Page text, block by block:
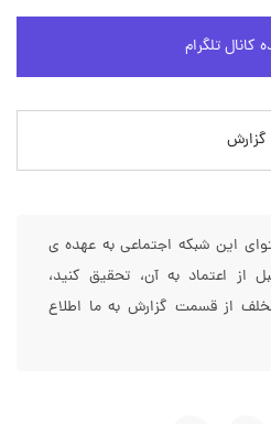
کانال تلگرام
گزارش
این شبکه اجتماعی به عهده ی
اعتماد به آن، تحقیق کنید،
از قسمت گزارش به ما اطلاع